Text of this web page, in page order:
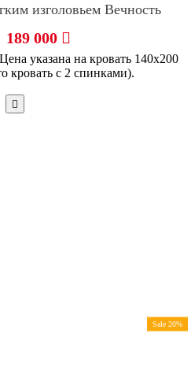
изголовьем Вечность
189 000
указана на кровать 140х200
кровать с 2 спинками).
Sale 20%